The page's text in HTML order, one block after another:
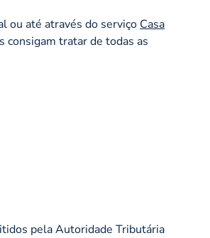
ou até através do serviço Casa
consigam tratar de todas as
pela Autoridade Tributária